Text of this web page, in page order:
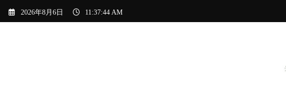
2026年8月6日 11:37:46 AM